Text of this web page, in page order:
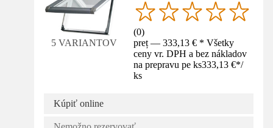
5 VARIANTOV
(0)
preț — 333,13 € * Všetky
ceny vr. DPH a bez nákladov
na prepravu pe ks333,13 €*/
ks
Kúpiť online